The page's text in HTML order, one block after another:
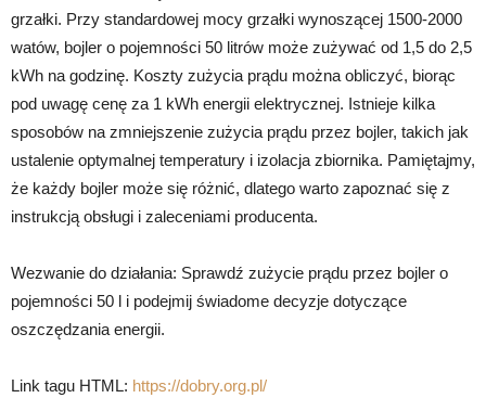
grzałki. Przy standardowej mocy grzałki wynoszącej 1500-2000
watów, bojler o pojemności 50 litrów może zużywać od 1,5 do 2,5
kWh na godzinę. Koszty zużycia prądu można obliczyć, biorąc
pod uwagę cenę za 1 kWh energii elektrycznej. Istnieje kilka
sposobów na zmniejszenie zużycia prądu przez bojler, takich jak
ustalenie optymalnej temperatury i izolacja zbiornika. Pamiętajmy,
że każdy bojler może się różnić, dlatego warto zapoznać się z
instrukcją obsługi i zaleceniami producenta.
Wezwanie do działania: Sprawdź zużycie prądu przez bojler o
pojemności 50 l i podejmij świadome decyzje dotyczące
oszczędzania energii.
Link tagu HTML: https://dobry.org.pl/